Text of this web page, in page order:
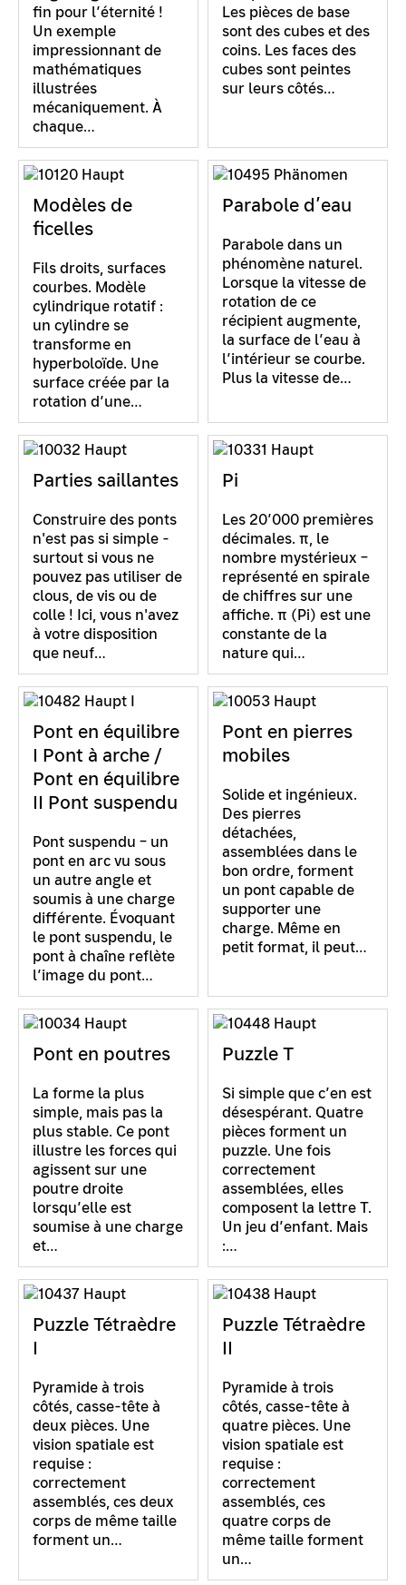
fin pour l’éternité !
Un exemple
impressionnant de
mathématiques
illustrées
mécaniquement. À
chaque…
Les pièces de base
sont des cubes et des
coins. Les faces des
cubes sont peintes
sur leurs côtés…
Modèles de
ficelles
Fils droits, surfaces
courbes. Modèle
cylindrique rotatif :
un cylindre se
transforme en
hyperboloïde. Une
surface créée par la
rotation d’une…
Parabole d’eau
Parabole dans un
phénomène naturel.
Lorsque la vitesse de
rotation de ce
récipient augmente,
la surface de l’eau à
l’intérieur se courbe.
Plus la vitesse de…
Parties saillantes
Construire des ponts
n'est pas si simple -
surtout si vous ne
pouvez pas utiliser de
clous, de vis ou de
colle ! Ici, vous n'avez
à votre disposition
que neuf…
Pi
Les 20’000 premières
décimales. π, le
nombre mystérieux –
représenté en spirale
de chiffres sur une
affiche. π (Pi) est une
constante de la
nature qui…
Pont en équilibre
I Pont à arche /
Pont en équilibre
II Pont suspendu
Pont suspendu – un
pont en arc vu sous
un autre angle et
soumis à une charge
différente. Évoquant
le pont suspendu, le
pont à chaîne reflète
l’image du pont…
Pont en pierres
mobiles
Solide et ingénieux.
Des pierres
détachées,
assemblées dans le
bon ordre, forment
un pont capable de
supporter une
charge. Même en
petit format, il peut…
Pont en poutres
La forme la plus
simple, mais pas la
plus stable. Ce pont
illustre les forces qui
agissent sur une
poutre droite
lorsqu’elle est
soumise à une charge
et…
Puzzle T
Si simple que c’en est
désespérant. Quatre
pièces forment un
puzzle. Une fois
correctement
assemblées, elles
composent la lettre T.
Un jeu d’enfant. Mais
:…
Puzzle Tétraèdre
I
Pyramide à trois
côtés, casse-tête à
deux pièces. Une
vision spatiale est
requise :
correctement
assemblés, ces deux
corps de même taille
forment un…
Puzzle Tétraèdre
II
Pyramide à trois
côtés, casse-tête à
quatre pièces. Une
vision spatiale est
requise :
correctement
assemblés, ces
quatre corps de
même taille forment
un…